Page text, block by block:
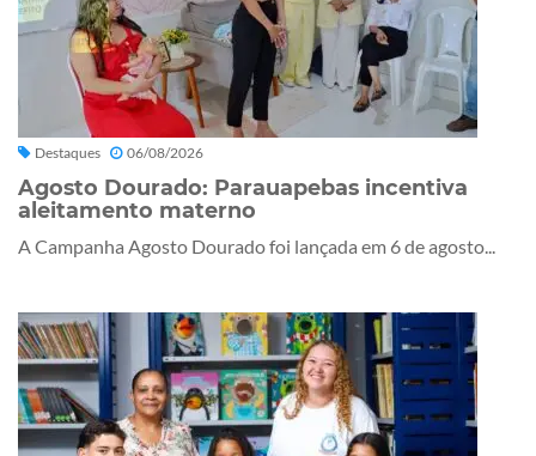
Destaques 06/08/2026
Agosto Dourado: Parauapebas incentiva
aleitamento materno
A Campanha Agosto Dourado foi lançada em 6 de agosto...